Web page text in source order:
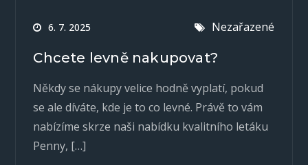
6. 7. 2025 Nezařazené
Chcete levně nakupovat?
Někdy se nákupy velice hodně vyplatí, pokud
se ale díváte, kde je to co levné. Právě to vám
nabízíme skrze naši nabídku kvalitního letáku
Penny, […]